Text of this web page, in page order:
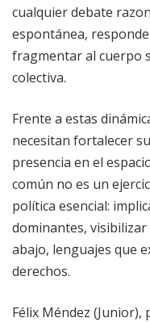
cualquier debate
espontánea,
fragmentar al cuerpo
colectiva.
Frente a estas
necesitan fortalecer
presencia en el
común no es un
política esencial:
dominantes,
abajo, lenguajes que
derechos.
Félix Méndez